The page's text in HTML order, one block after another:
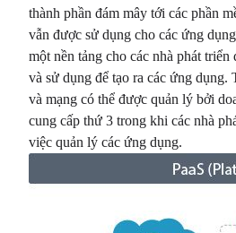
thành phần đám mây tới các phần
vẫn được sử dụng cho các ứng
một nền tảng cho các nhà phát
và sử dụng để tạo ra các ứng dụng.
và mạng có thể được quản lý bởi
cung cấp thứ 3 trong khi các nhà
việc quản lý các ứng dụng.